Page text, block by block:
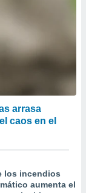
arrasa
caos en el
los incendios
aumenta el